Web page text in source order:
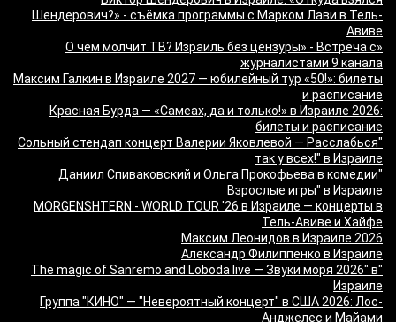
Шендерович?» - съёмка программы с Марком Лави в Тель-
Авиве
«О чём молчит ТВ? Израиль без цензуры» - Встреча с
журналистами 9 канала
Максим Галкин в Израиле 2027 — юбилейный тур «50!»: билеты
и расписание
Красная Бурда — «Самеах, да и только!» в Израиле 2026:
билеты и расписание
"Сольный стендап концерт Валерии Яковлевой — Расслабься
так у всех!" в Израиле
"Даниил Спиваковский и Ольга Прокофьева в комедии
Взрослые игры" в Израиле
MORGENSHTERN - WORLD TOUR '26 в Израиле — концерты в
Тель-Авиве и Хайфе
Максим Леонидов в Израиле 2026
Александр Филиппенко в Израиле
"The magic of Sanremo and Loboda live — Звуки моря 2026" в
Израиле
Группа "КИНО" — "Невероятный концерт" в США 2026: Лос-
Анджелес и Майами